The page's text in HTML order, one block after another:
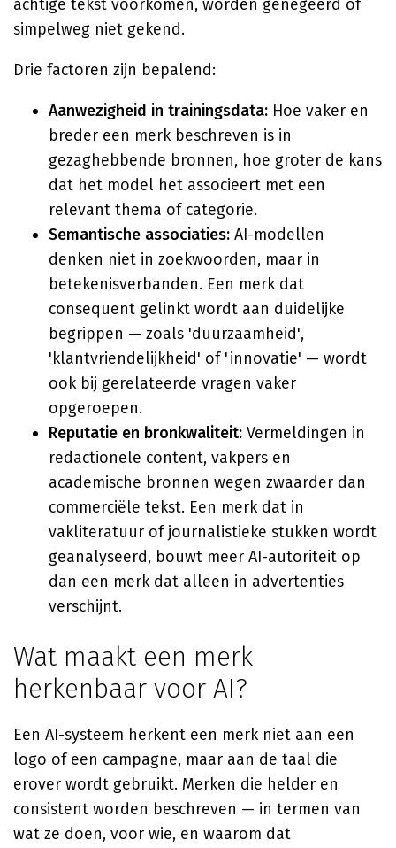
achtige tekst voorkomen, worden genegeerd of
simpelweg niet gekend.
Drie factoren zijn bepalend:
Aanwezigheid in trainingsdata: Hoe vaker en
breder een merk beschreven is in
gezaghebbende bronnen, hoe groter de kans
dat het model het associeert met een
relevant thema of categorie.
Semantische associaties: AI-modellen
denken niet in zoekwoorden, maar in
betekenisverbanden. Een merk dat
consequent gelinkt wordt aan duidelijke
begrippen — zoals 'duurzaamheid',
'klantvriendelijkheid' of 'innovatie' — wordt
ook bij gerelateerde vragen vaker
opgeroepen.
Reputatie en bronkwaliteit: Vermeldingen in
redactionele content, vakpers en
academische bronnen wegen zwaarder dan
commerciële tekst. Een merk dat in
vakliteratuur of journalistieke stukken wordt
geanalyseerd, bouwt meer AI-autoriteit op
dan een merk dat alleen in advertenties
verschijnt.
Wat maakt een merk
herkenbaar voor AI?
Een AI-systeem herkent een merk niet aan een
logo of een campagne, maar aan de taal die
erover wordt gebruikt. Merken die helder en
consistent worden beschreven — in termen van
wat ze doen, voor wie, en waarom dat